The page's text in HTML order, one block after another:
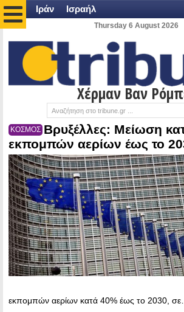
Ιράν Ισραήλ
Thursday 6 August 2026
Χέρμαν Βαν
ΚΟΣΜΟΣ Βρυξέλλες: Mείωση
εκπομπών αερίων έως το
εκπομπών αερίων κατά 40% έως το 2030, σε…